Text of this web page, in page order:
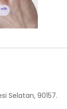
Selatan, 90157.